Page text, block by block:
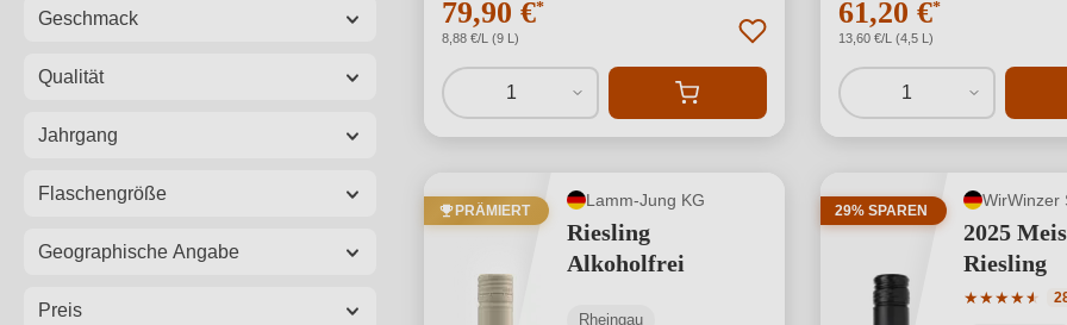
Geschmack
Qualität
Jahrgang
Flaschengröße
Geographische Angabe
Preis
79,90 €*
8,88 €/L (9 L)
1
61,20 €*
13,60 €/L (4,5 L)
1
PRÄMIERT
Lamm-Jung KG
Riesling
Alkoholfrei
Rheingau
29% SPAREN
WirWinzer
2025
Riesling
★★★★★
★